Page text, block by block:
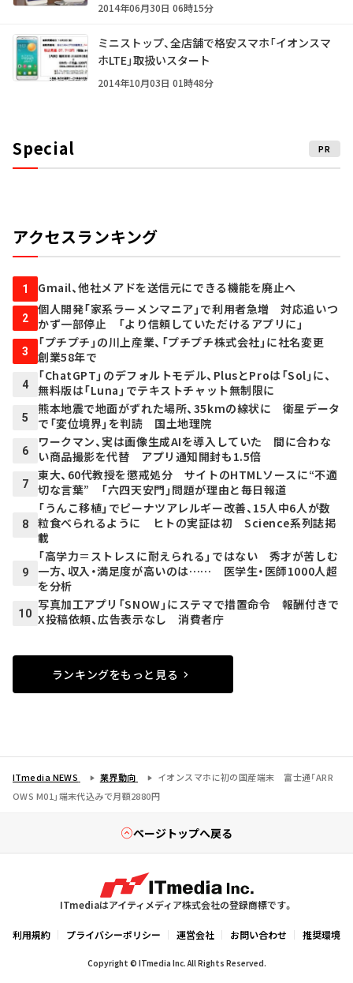
2014年06月30日 06時15分
ミニストップ、全店舗で格安スマホ「イオンスマ
ホLTE」取扱いスタート
2014年10月03日 01時48分
Special PR
アクセスランキング
1 Gmail、他社メアドを送信元にできる機能を廃止へ
2
個人開発「家系ラーメンマニア」で利用者急増 対応追いつ
かず一部停止 「より信頼していただけるアプリに」
3
「プチプチ」の川上産業、「プチプチ株式会社」に社名変更
創業58年で
4
「ChatGPT」のデフォルトモデル、PlusとProは「Sol」に、
無料版は「Luna」でテキストチャット無制限に
5
熊本地震で地面がずれた場所、35kmの線状に 衛星データ
で「変位境界」を判読 国土地理院
6
ワークマン、実は画像生成AIを導入していた 間に合わな
い商品撮影を代替 アプリ通知開封も1.5倍
7
東大、60代教授を懲戒処分 サイトのHTMLソースに“不適
切な言葉” 「六四天安門」問題が理由と毎日報道
8
「うんこ移植」でピーナツアレルギー改善、15人中6人が数
粒食べられるように ヒトの実証は初 Science系列誌掲
載
9
「高学力＝ストレスに耐えられる」ではない 秀才が苦しむ
一方、収入・満足度が高いのは…… 医学生・医師1000人超
を分析
10
写真加工アプリ「SNOW」にステマで措置命令 報酬付きで
X投稿依頼、広告表示なし 消費者庁
ランキングをもっと見る
ITmedia NEWS 業界動向
イオンスマホに初の国産端末 富士通「ARR
OWS M01」端末代込みで月額2880円
ページトップへ戻る
ITmediaはアイティメディア株式会社の登録商標です。
利用規約 プライバシーポリシー 運営会社 お問い合わせ 推奨環境
Copyright © ITmedia Inc. All Rights Reserved.